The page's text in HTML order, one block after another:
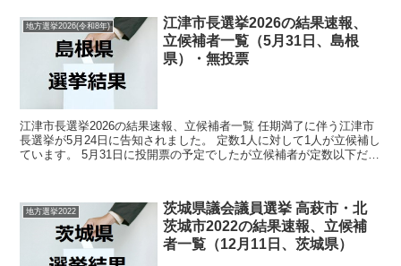
地方選挙2026(令和8年)
江津市長選挙2026の結果速報、
立候補者一覧（5月31日、島根
県）・無投票
江津市長選挙2026の結果速報、立候補者一覧 任期満了に伴う江津市
長選挙が5月24日に告知されました。 定数1人に対して1人が立候補し
ています。 5月31日に投開票の予定でしたが立候補者が定数以下だっ
地方選挙2022
茨城県議会議員選挙 高萩市・北
茨城市2022の結果速報、立候補
者一覧（12月11日、茨城県）